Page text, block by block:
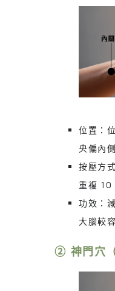
位置：
央偏內側
按壓方
重複 10
功效：
大腦較
② 神門穴（